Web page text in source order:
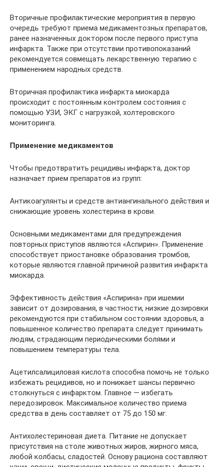
Вторичные профилактические мероприятия в первую
очередь требуют приема медикаментозных препаратов,
ранее назначенных доктором после первого приступа
инфаркта. Также при отсутствии противопоказаний
рекомендуется совмещать лекарственную терапию с
применением народных средств.
Вторичная профилактика инфаркта миокарда
происходит с постоянным контролем состояния с
помощью УЗИ, ЭКГ с нагрузкой, холтеровского
мониторинга.
Применение медикаментов
Чтобы предотвратить рецидивы инфаркта, доктор
назначает прием препаратов из групп:
Антикоагулянты и средств антиангинального действия и
снижающие уровень холестерина в крови.
Основными медикаментами для предупреждения
повторных приступов являются «Аспирин». Применение
способствует приостановке образования тромбов,
которые являются главной причиной развития инфаркта
миокарда.
Эффективность действия «Аспирина» при ишемии
зависит от дозирования, в частности, низкие дозировки
рекомендуются при стабильном состоянии здоровья, а
повышенное количество препарата следует принимать
людям, страдающим периодическими болями и
повышением температуры тела.
Ацетилсалициловая кислота способна помочь не только
избежать рецидивов, но и понижает шансы первично
столкнуться с инфарктом. Главное — избегать
передозировок. Максимальное количество приема
средства в день составляет от 75 до 150 мг.
Антихолестериновая диета. Питание не допускает
присутствия на столе животных жиров, жирного мяса,
любой колбасы, сладостей. Основу рациона составляют